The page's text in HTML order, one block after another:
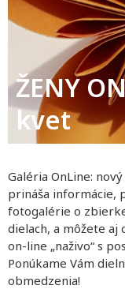
ŽENY
kvet
Galéria OnLine:
prináša informácie,
fotogalérie o
dielach, a môžete
on-line „naživo“ s
Ponúkame Vám
obmedzenia!